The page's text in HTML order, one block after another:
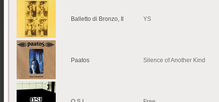
Balletto di Bronzo, Il YS
Paatos Silence of Another Kind